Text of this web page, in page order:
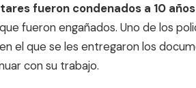
fueron condenados a 10
fueron engañados. Uno de los
el que se les entregaron los
con su trabajo.